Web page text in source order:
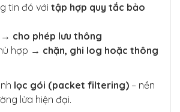
tin đó với tập hợp quy tắc bảo
→ cho phép lưu thông
hợp → chặn, ghi log hoặc thông
lọc gói (packet filtering) – nền
lửa hiện đại.